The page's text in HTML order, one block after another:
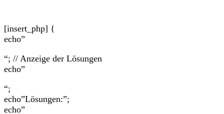
[insert_php] {
echo”
“; // Anzeige der Lösungen
echo”
“;
echo”Lösungen:”;
echo”